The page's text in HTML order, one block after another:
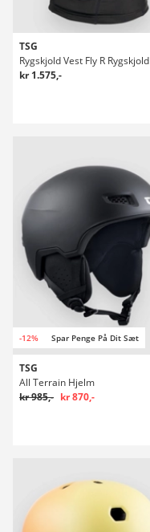
TSG
Rygskjold Vest Fly R Rygskjold
kr 1.575,-
-12% Spar Penge På Dit Sæt
TSG
All Terrain Hjelm
kr 985,- kr 870,-